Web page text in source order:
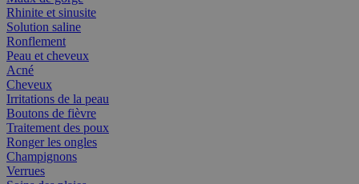
Rhinite et sinusite
Solution saline
Ronflement
Peau et cheveux
Acné
Cheveux
Irritations de la peau
Boutons de fièvre
Traitement des poux
Ronger les ongles
Champignons
Verrues